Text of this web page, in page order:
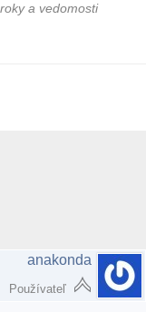
a vedomosti
anakonda
Používateľ